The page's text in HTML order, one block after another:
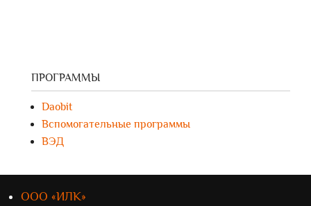
ПРОГРАММЫ
Daobit
Вспомогательные программы
ВЭД
ООО «ИЛК»